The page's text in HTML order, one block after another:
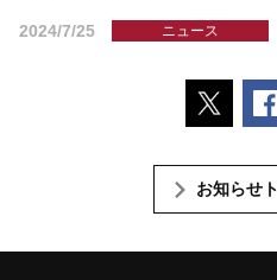
2024/7/25 ニュース
ポス
お知らせ